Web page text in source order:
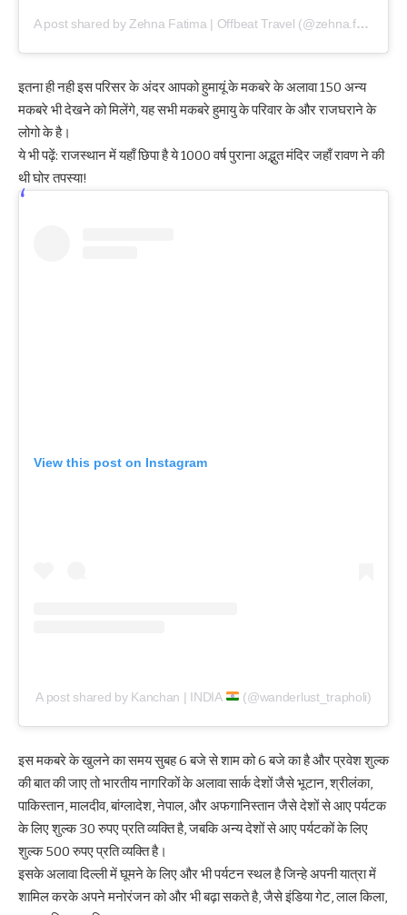
A post shared by Zehna Fatima | Offbeat Travel (@zehna.fatima)
इतना ही नही इस परिसर के अंदर आपको हुमायूं के मकबरे के अलावा 150 अन्य
मकबरे भी देखने को मिलेंगे, यह सभी मकबरे हुमायु के परिवार के और राजघराने के
लोगो के है।
ये भी पढ़ें:राजस्थान में यहाँ छिपा है ये 1000 वर्ष पुराना अद्भुत मंदिर जहाँ रावण ने की
थी घोर तपस्या!
View this post on Instagram
A post shared by Kanchan | INDIA (@wanderlust_trapholi)
इस मकबरे के खुलने का समय सुबह 6 बजे से शाम को 6 बजे का है और प्रवेश शुल्क
की बात की जाए तो भारतीय नागरिकों के अलावा सार्क देशों जैसे भूटान, श्रीलंका,
पाकिस्तान, मालदीव, बांग्लादेश, नेपाल, और अफगानिस्तान जैसे देशों से आए पर्यटक
के लिए शुल्क 30 रुपए प्रति व्यक्ति है, जबकि अन्य देशों से आए पर्यटकों के लिए
शुल्क 500 रुपए प्रति व्यक्ति है।
इसके अलावा दिल्ली में घूमने के लिए और भी पर्यटन स्थल है जिन्हे अपनी यात्रा में
शामिल करके अपने मनोरंजन को और भी बढ़ा सकते है, जैसे इंडिया गेट, लाल किला,